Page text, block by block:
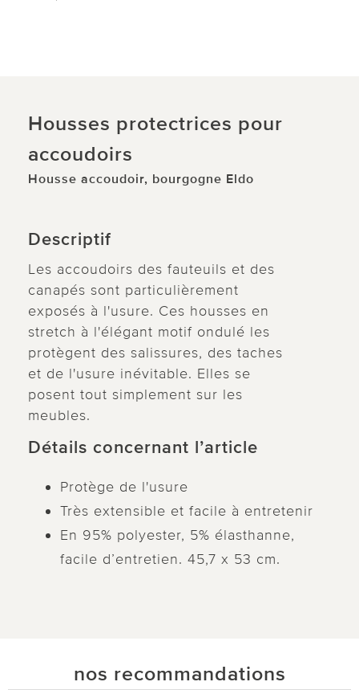
Housses protectrices pour
accoudoirs
Housse accoudoir, bourgogne Eldo
Descriptif
Les accoudoirs des fauteuils et des
canapés sont particulièrement
exposés à l'usure. Ces housses en
stretch à l'élégant motif ondulé les
protègent des salissures, des taches
et de l'usure inévitable. Elles se
posent tout simplement sur les
meubles.
Détails concernant l’article
Protège de l'usure
Très extensible et facile à entretenir
En 95% polyester, 5% élasthanne,
facile d’entretien. 45,7 x 53 cm.
nos recommandations